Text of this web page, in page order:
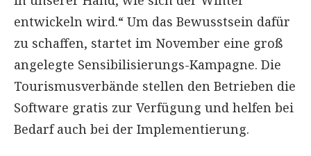
entwickeln wird.“ Um das Bewusstsein dafür
zu schaffen, startet im November eine groß
angelegte Sensibilisierungs-Kampagne. Die
Tourismusverbände stellen den Betrieben die
Software gratis zur Verfügung und helfen bei
Bedarf auch bei der Implementierung.